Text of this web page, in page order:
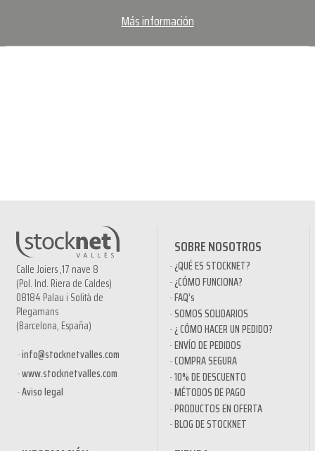
Más información
Calle Joiers ,17 nave 8
(Pol. Ind. Riera de Caldes)
08184 Palau i Solità de
Plegamans
(Barcelona, España)
info@stocknetvalles.com
www.stocknetvalles.com
Aviso legal
SOBRE NOSOTROS
¿QUÉ ES STOCKNET?
¿CÓMO FUNCIONA?
FAQ’s
SOMOS SOLIDARIOS
¿ CÓMO HACER UN PEDIDO?
ENVÍO DE PEDIDOS
COMPRA SEGURA
10% DE DESCUENTO
MÉTODOS DE PAGO
PRODUCTOS EN OFERTA
BLOG DE STOCKNET